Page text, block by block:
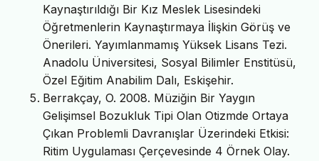
Kaynaştırıldığı Bir Kız Meslek Lisesindeki
Öğretmenlerin Kaynaştırmaya İlişkin Görüş ve
Önerileri. Yayımlanmamış Yüksek Lisans Tezi.
Anadolu Üniversitesi, Sosyal Bilimler Enstitüsü,
Özel Eğitim Anabilim Dalı, Eskişehir.
Berrakçay, O. 2008. Müziğin Bir Yaygın
Gelişimsel Bozukluk Tipi Olan Otizmde Ortaya
Çıkan Problemli Davranışlar Üzerindeki Etkisi:
Ritim Uygulaması Çerçevesinde 4 Örnek Olay.